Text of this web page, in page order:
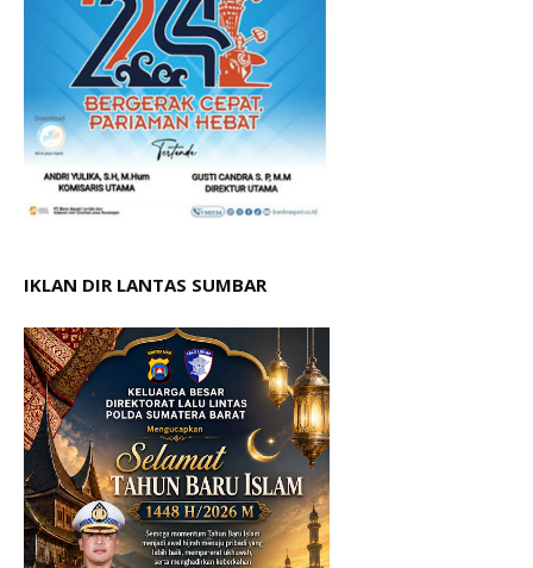
IKLAN DIR LANTAS SUMBAR